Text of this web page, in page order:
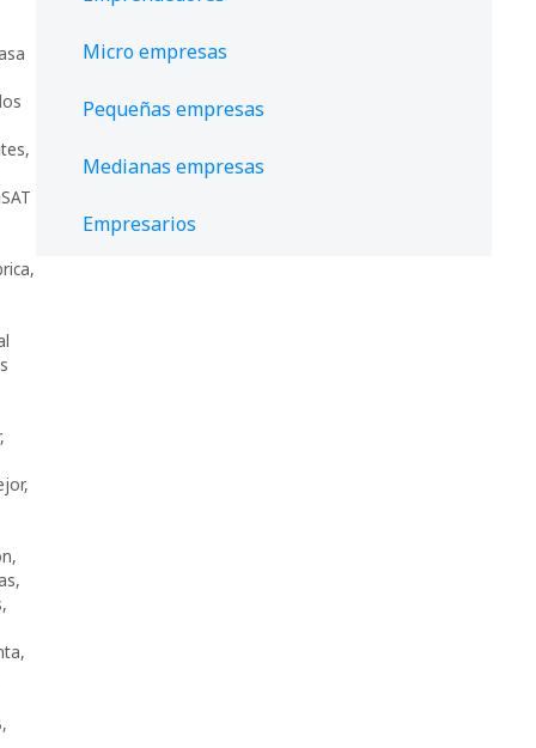
,
,
,
,
,
,
,
,
,
Micro empresas
Pequeñas empresas
Medianas empresas
Empresarios